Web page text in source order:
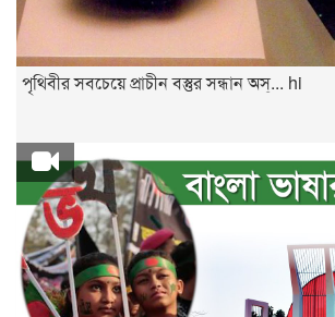
পৃথিবীর সবচেয়ে প্রাচীন বস্তুর সন্ধান অস্... hi